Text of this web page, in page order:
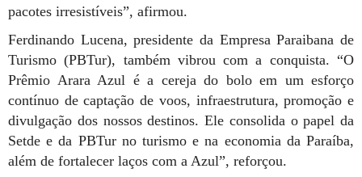
pacotes irresistíveis”, afirmou.
Ferdinando Lucena, presidente da Empresa Paraibana de
Turismo (PBTur), também vibrou com a conquista. “O
Prêmio Arara Azul é a cereja do bolo em um esforço
contínuo de captação de voos, infraestrutura, promoção e
divulgação dos nossos destinos. Ele consolida o papel da
Setde eda PBTur no turismo e na economia da Paraíba,
além de fortalecer laços com a Azul”, reforçou.